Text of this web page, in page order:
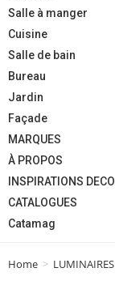
Salle à manger
Cuisine
Salle de bain
Bureau
Jardin
Façade
MARQUES
À PROPOS
INSPIRATIONS DECO
CATALOGUES
Catamag
Home > LUMINAIRES